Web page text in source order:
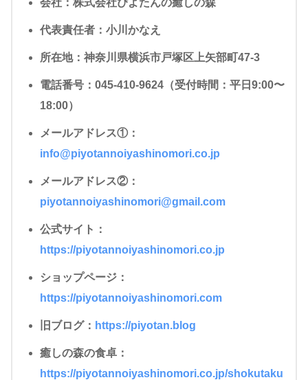
会社 ：株式会社ぴよたんの癒しの森
代表責任者 ：小川かなえ
所在地：神奈川県横浜市戸塚区上矢部町47-3
電話番号 ：045-410-9624（受付時間：平日9:00〜
18:00）
メールアドレス① ：
info@piyotannoiyashinomori.co.jp
メールアドレス② ：
piyotannoiyashinomori@gmail.com
公式サイト ：
https://piyotannoiyashinomori.co.jp
ショップページ ：
https://piyotannoiyashinomori.com
旧ブログ： https://piyotan.blog
癒しの森の食卓 ：
https://piyotannoiyashinomori.co.jp/shokutaku